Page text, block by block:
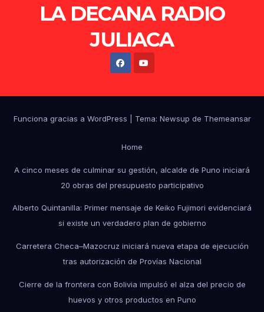
LA DECANA RADIO
JULIACA
Funciona gracias a WordPress Tema: Newsup de Themeansar
Home
A cinco meses de culminar su gestión, alcalde de Puno iniciará
20 obras del presupuesto participativo
Alberto Quintanilla: Primer mensaje de Keiko Fujimori evidenciará
si existe un verdadero plan de gobierno
Carretera Checa–Mazocruz iniciará nueva etapa de ejecución
tras autorización de Provías Nacional
Cierre de la frontera con Bolivia impulsó el alza del precio de
huevos y otros productos en Puno